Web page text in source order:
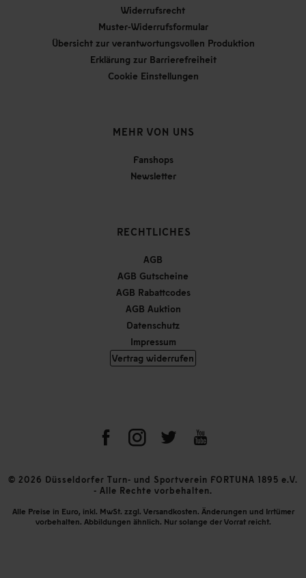
Widerrufsrecht
Muster-Widerrufsformular
Übersicht zur verantwortungsvollen Produktion
Erklärung zur Barrierefreiheit
Cookie Einstellungen
MEHR VON UNS
Fanshops
Newsletter
RECHTLICHES
AGB
AGB Gutscheine
AGB Rabattcodes
AGB Auktion
Datenschutz
Impressum
Vertrag widerrufen
© 2026 Düsseldorfer Turn- und Sportverein FORTUNA 1895 e.V.
- Alle Rechte vorbehalten.
Alle Preise in Euro, inkl. MwSt. zzgl. Versandkosten. Änderungen und Irrtümer
vorbehalten. Abbildungen ähnlich. Nur solange der Vorrat reicht.